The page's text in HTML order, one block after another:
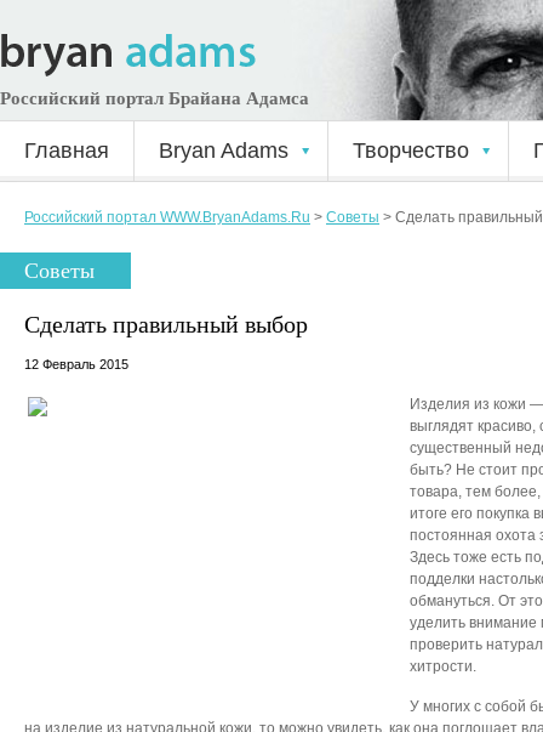
Российский портал Брайана Адамса
Главная Bryan Adams Творчество
Российский портал WWW.BryanAdams.Ru > Советы > Сделать
Советы
Сделать правильный выбор
12 Февраль 2015
Изделия из кожи
выглядят
существенный
быть? Не стоит
товара, тем
итоге его
постоянная охота
Здесь тоже есть
подделки
обмануться. От
уделить внимание
проверить
хитрости.
У многих с собой
на изделие из натуральной кожи, то можно увидеть, как она поглощает